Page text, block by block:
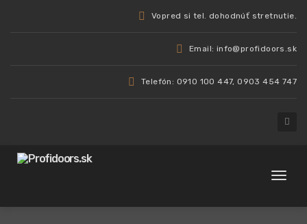
Vopred si tel. dohodnúť stretnutie.
Email: info@profidoors.sk
Telefón: 0910 100 447, 0903 454 747
Toggle